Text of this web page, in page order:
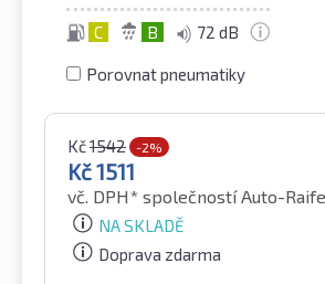
C B 72 dB
Porovnat pneumatiky
Kč1542 -2%
Kč1511
vč. DPH* společností Auto-
NA SKLADĚ
Doprava zdarma